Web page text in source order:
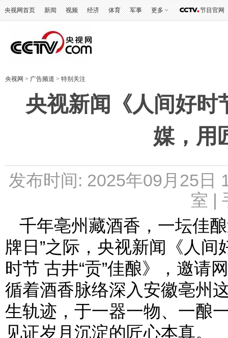
央视网首页 新闻 视频 经济 体育 军事 更多 节目官网
央视网 > 广告频道 > 特别关注
央视新闻《人间好时
媒，用
发布时间: 2025年09月25日
室 |
千年亳州藏酒香，一坛佳
牌日”之际，央视新闻《人
时节 古井“贡”佳酿》，邀请
循着酒香脉络深入安徽亳州
生轨迹，于一器一物、一酿
见证岁月沉淀的匠心本真。